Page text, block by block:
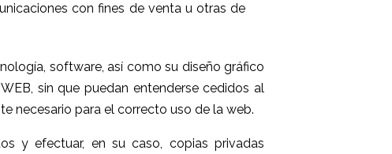
con fines de venta u otras de
software, así como su diseño gráfico
sin que puedan entenderse cedidos al
necesario para el correcto uso de la web.
y efectuar, en su caso, copias privadas